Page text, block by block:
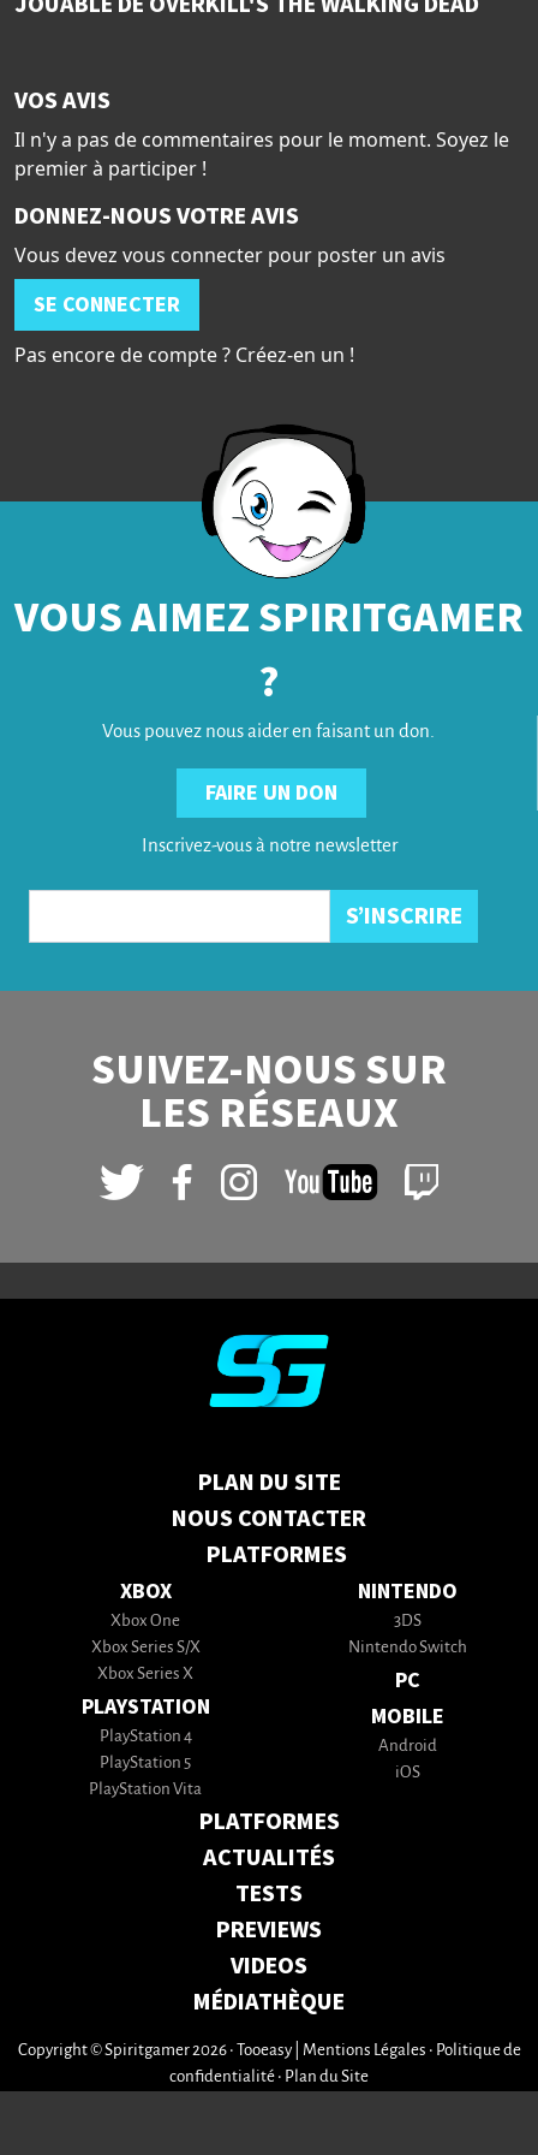
VOS AVIS
Il n'y a pas de commentaires pour le moment. Soyez le
premier à participer !
DONNEZ-NOUS VOTRE AVIS
Vous devez vous connecter pour poster un avis
SE CONNECTER
Pas encore de compte ? Créez-en un !
VOUS AIMEZ SPIRITGAMER
?
Vous pouvez nous aider en faisant un don.
FAIRE UN DON
Inscrivez-vous à notre newsletter
SUIVEZ-NOUS SUR
LES RÉSEAUX
PLAN DU SITE
NOUS CONTACTER
PLATFORMES
XBOX
Xbox One
Xbox Series S/X
Xbox Series X
PLAYSTATION
PlayStation 4
PlayStation 5
PlayStation Vita
NINTENDO
3DS
Nintendo Switch
PC
MOBILE
Android
iOS
PLATFORMES
ACTUALITÉS
TESTS
PREVIEWS
VIDEOS
MÉDIATHÈQUE
Copyright © Spiritgamer 2026 • Tooeasy Mentions Légales • Politique de
confidentialité • Plan du Site